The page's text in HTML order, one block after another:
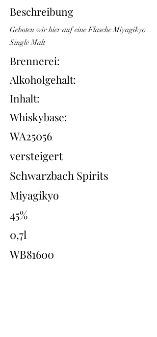
Beschreibung
Geboten wir hier auf eine Flasche Miyagikyo
Single Malt
Brennerei:
Alkoholgehalt:
Inhalt:
Whiskybase:
WA25056
versteigert
Schwarzbach Spirits
Miyagikyo
45%
0,7l
WB81600